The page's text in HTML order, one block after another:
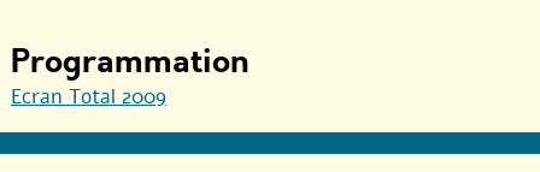
Programmation
Ecran Total 2009